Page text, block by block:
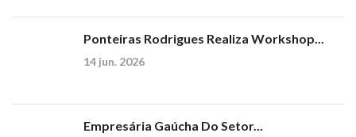
Ponteiras Rodrigues Realiza Workshop...
14 jun. 2026
Empresária Gaúcha Do Setor...